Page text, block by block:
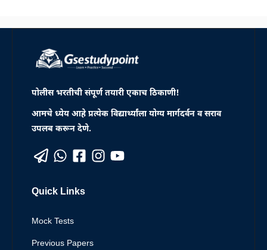
पोलीस भरतीची संपूर्ण तयारी एकाच ठिकाणी!
आमचे ध्येय आहे प्रत्येक विद्यार्थ्यांला योग्य मार्गदर्वन व सराव
उपलब करून देणे.
Quick Links
Mock Tests
Previous Papers